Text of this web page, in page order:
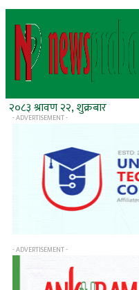
२०८३ श्रावण २२, शुक्रबार
- ADVERTISEMENT -
- ADVERTISEMENT -